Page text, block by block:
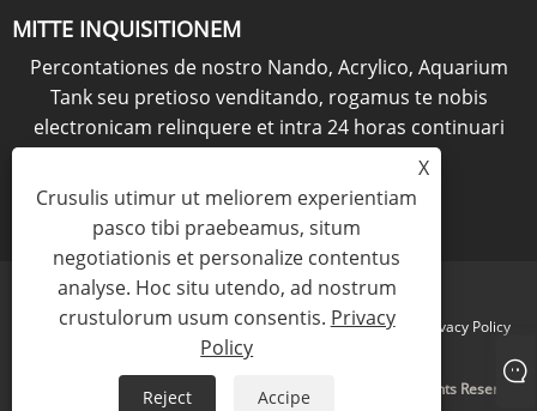
MITTE INQUISITIONEM
Percontationes de nostro Nando, Acrylico, Aquarium
Tank seu pretioso venditando, rogamus te nobis
electronicam relinquere et intra 24 horas continuari
QUAESTIO NOW
Links Sitemap RSS XML Privacy Policy
Copyright © 2021 KINGSIGN INDUSTRY (CHINA) LIMITED All Rights Reserved
X
Crusulis utimur ut meliorem experientiam
pasco tibi praebeamus, situm
negotiationis et personalize contentus
analyse. Hoc situ utendo, ad nostrum
crustulorum usum consentis. Privacy
Policy
Reject Accipe